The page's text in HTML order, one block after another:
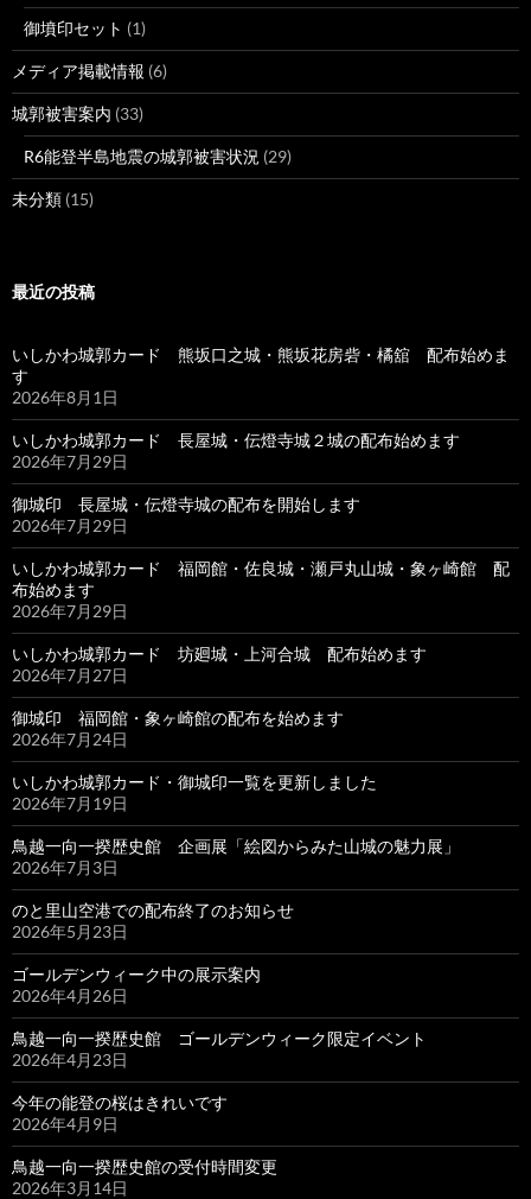
御墳印セット (1)
メディア掲載情報 (6)
城郭被害案内 (33)
R6能登半島地震の城郭被害状況 (29)
未分類 (15)
最近の投稿
いしかわ城郭カード 熊坂口之城・熊坂花房砦・橘舘 配布始めま
す
2026年8月1日
いしかわ城郭カード 長屋城・伝燈寺城２城の配布始めます
2026年7月29日
御城印 長屋城・伝燈寺城の配布を開始します
2026年7月29日
いしかわ城郭カード 福岡館・佐良城・瀬戸丸山城・象ヶ崎館 配
布始めます
2026年7月29日
いしかわ城郭カード 坊廻城・上河合城 配布始めます
2026年7月27日
御城印 福岡館・象ヶ崎館の配布を始めます
2026年7月24日
いしかわ城郭カード・御城印一覧を更新しました
2026年7月19日
鳥越一向一揆歴史館 企画展「絵図からみた山城の魅力展」
2026年7月3日
のと里山空港での配布終了のお知らせ
2026年5月23日
ゴールデンウィーク中の展示案内
2026年4月26日
鳥越一向一揆歴史館 ゴールデンウィーク限定イベント
2026年4月23日
今年の能登の桜はきれいです
2026年4月9日
鳥越一向一揆歴史館の受付時間変更
2026年3月14日